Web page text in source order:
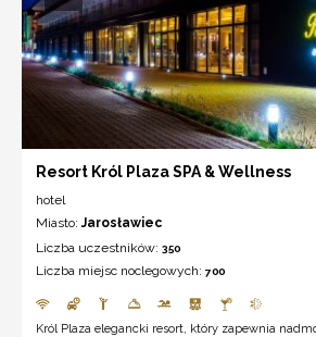
Resort Król Plaza SPA & Wellness
hotel
Miasto:Jarosławiec
Liczba uczestników: 350
Liczba miejsc noclegowych: 700
Król Plaza elegancki resort, który zapewnia